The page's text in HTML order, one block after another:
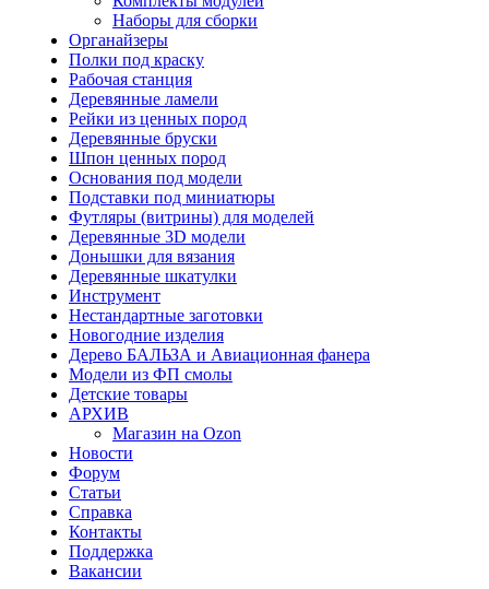
Наборы для сборки
Органайзеры
Полки под краску
Рабочая станция
Деревянные ламели
Рейки из ценных пород
Деревянные бруски
Шпон ценных пород
Основания под модели
Подставки под миниатюры
Футляры (витрины) для моделей
Деревянные 3D модели
Донышки для вязания
Деревянные шкатулки
Инструмент
Нестандартные заготовки
Новогодние изделия
Дерево БАЛЬЗА и Авиационная фанера
Модели из ФП смолы
Детские товары
АРХИВ
Магазин на Ozon
Новости
Форум
Статьи
Справка
Контакты
Поддержка
Вакансии